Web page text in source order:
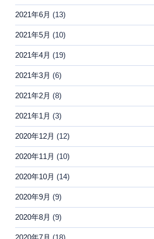
2021年6月 (13)
2021年5月 (10)
2021年4月 (19)
2021年3月 (6)
2021年2月 (8)
2021年1月 (3)
2020年12月 (12)
2020年11月 (10)
2020年10月 (14)
2020年9月 (9)
2020年8月 (9)
2020年7月 (18)